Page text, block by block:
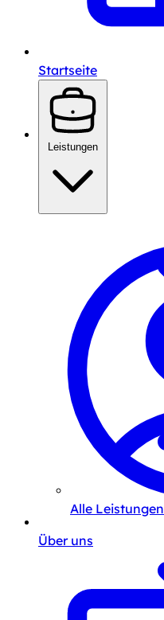
Startseite
Leistungen
Alle Leistungen
Über uns